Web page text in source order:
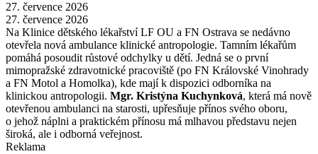
27. července 2026
27. července 2026
Na Klinice dětského lékařství LF OU a FN Ostrava se nedávno
otevřela nová ambulance klinické antropologie. Tamním lékařům
pomáhá posoudit růstové odchylky u dětí. Jedná se o první
mimopražské zdravotnické pracoviště (po FN Královské Vinohrady
a FN Motol a Homolka), kde mají k dispozici odborníka na
klinickou antropologii. Mgr. Kristýna Kuchynková, která má nově
otevřenou ambulanci na starosti, upřesňuje přínos svého oboru,
o jehož náplni a praktickém přínosu má mlhavou představu nejen
široká, ale i odborná veřejnost.
Reklama